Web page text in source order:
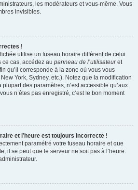
les modérateurs et vous-même. Vous
invisibles.
!
utilise un fuseau horaire différent de celui
cas, accédez au panneau de l’utilisateuret
qu’il corresponde à la zone où vous vous
York, Sydney, etc.). Notez que la modification
des paramètres, n’est accessible qu’aux
n’êtes pas enregistré, c’est le bon moment
et l’heure est toujours incorrecte !
paramétré votre fuseau horaire et que
il se peut que le serveur ne soit pas à l’heure.